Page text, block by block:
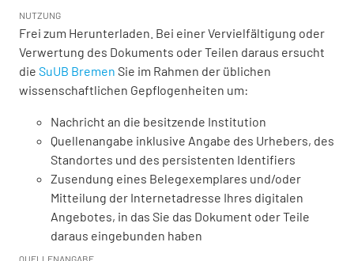
NUTZUNG
Frei zum Herunterladen. Bei einer Vervielfältigung oder
Verwertung des Dokuments oder Teilen daraus ersucht
die SuUB Bremen Sie im Rahmen der üblichen
wissenschaftlichen Gepflogenheiten um:
Nachricht an die besitzende Institution
Quellenangabe inklusive Angabe des Urhebers, des
Standortes und des persistenten Identifiers
Zusendung eines Belegexemplares und/oder
Mitteilung der Internetadresse Ihres digitalen
Angebotes, in das Sie das Dokument oder Teile
daraus eingebunden haben
QUELLENANGABE